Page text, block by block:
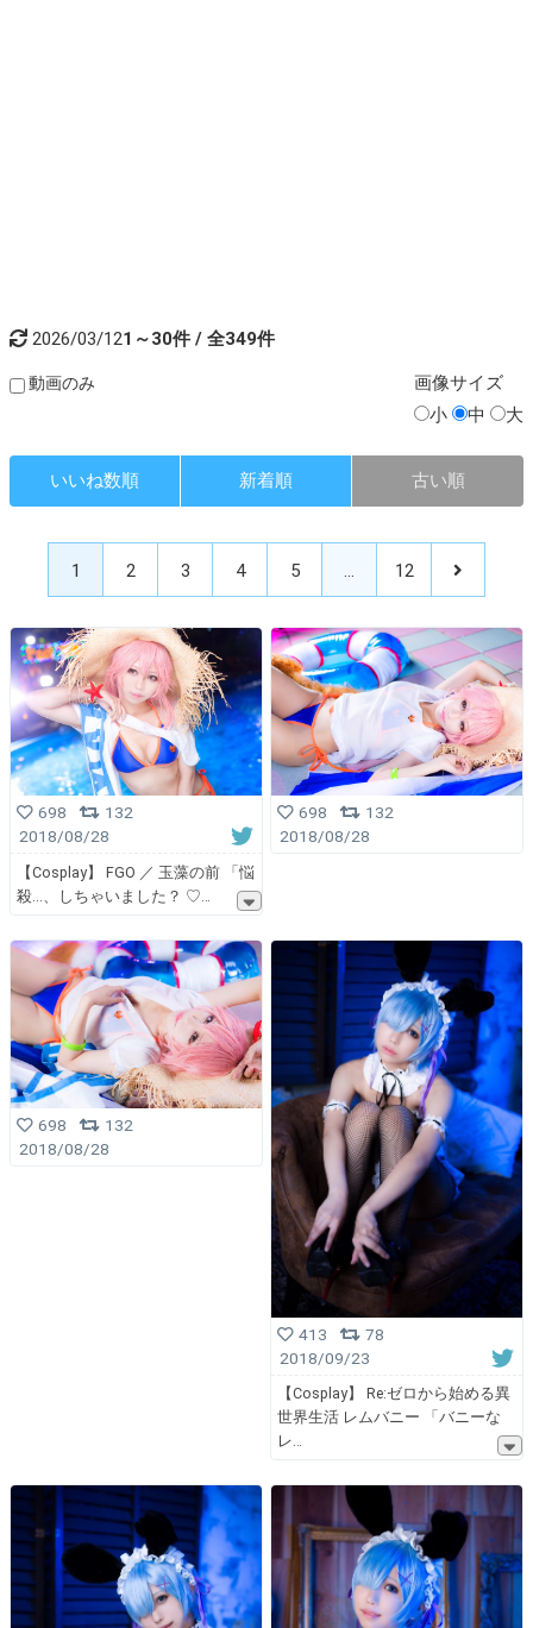
2026/03/121～30件 / 全349件
動画のみ 画像サイズ
小
中 大
いいね数順 新着順 古い順
1 2 3 4 5 … 12
698
132
2018/08/28
【Cosplay】 FGO ／ 玉藻の前 「悩
殺...、しちゃいました？ ♡
698
132
2018/08/28
698
132
2018/08/28
413
78
2018/09/23
【Cosplay】 Re:ゼロから始める異
世界生活 レムバニー 「バニーな
レ